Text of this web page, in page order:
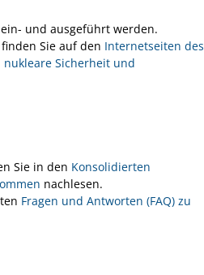
und ausgeführt werden.
Sie auf den Internetseiten des
Sicherheit und
Sie in den Konsolidierten
nachlesen.
Fragen und Antworten (FAQ) zu